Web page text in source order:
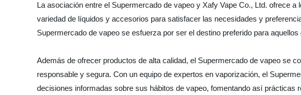
La asociación entre el Supermercado de vapeo y Xafy Vape Co., Ltd. ofrece
variedad de líquidos y accesorios para satisfacer las necesidades y
Supermercado de vapeo se esfuerza por ser el destino preferido para
Además de ofrecer productos de alta calidad, el Supermercado de vapeo se
responsable y segura. Con un equipo de expertos en vaporización, el
decisiones informadas sobre sus hábitos de vapeo, fomentando así prácticas